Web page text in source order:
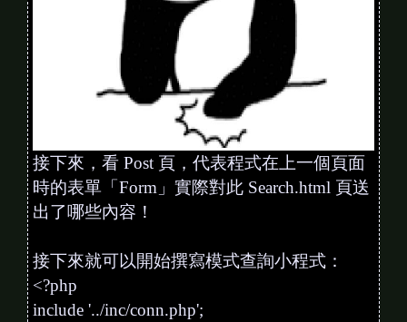
接下來，看 Post 頁，代表程式在上一個頁面
時的表單「Form」實際對此 Search.html 頁送
出了哪些內容！
接下來就可以開始撰寫模式查詢小程式：
<?php
include '../inc/conn.php';